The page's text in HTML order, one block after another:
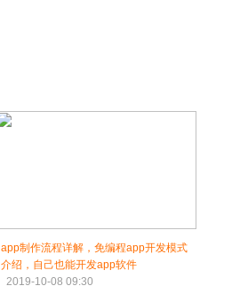
app制作流程详解，免编程app开发模式
介绍，自己也能开发app软件
2019-10-08 09:30